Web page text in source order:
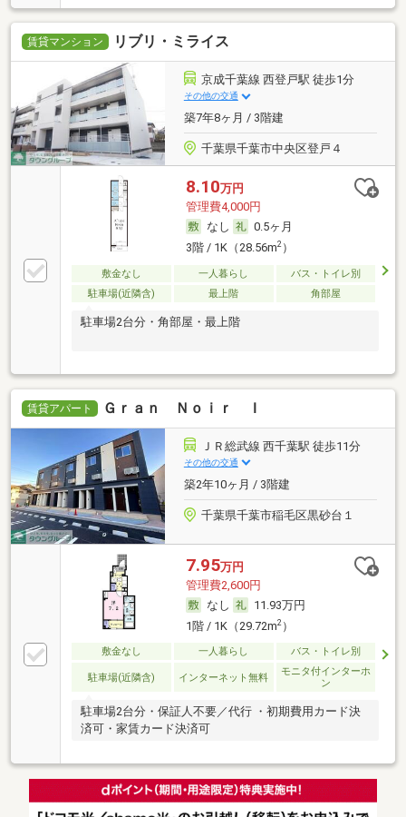
賃貸マンション リブリ・ミライス
京成千葉線 西登戸駅 徒歩1分
その他の交通
築7年8ヶ月 / 3階建
千葉県千葉市中央区登戸４
8.10万円
管理費4,000円
なし
0.5ヶ月
3階 / 1K（28.56m2）
敷金なし 一人暮らし
バス・トイレ別
駐車場(近隣含)
最上階 角部屋
駐車場2台分・角部屋・最上階
賃貸アパート Ｇｒａｎ Ｎｏｉｒ Ｉ
ＪＲ総武線 西千葉駅 徒歩11分
その他の交通
築2年10ヶ月 / 3階建
千葉県千葉市稲毛区黒砂台１
7.95万円
管理費2,600円
なし
11.93万円
1階 / 1K（29.72m2）
敷金なし 一人暮らし バス・トイレ別
駐車場(近隣含) インターネット無料
モニタ付インターホ
ン
駐車場2台分・保証人不要／代行 ・初期費用カード決
済可・家賃カード決済可